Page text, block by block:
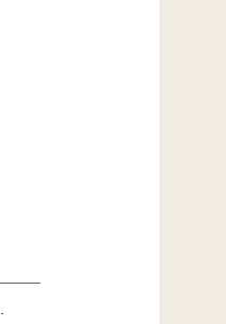
.